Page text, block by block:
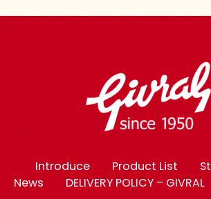
Introduce Product List
News
DELIVERY POLICY – GIVRAL